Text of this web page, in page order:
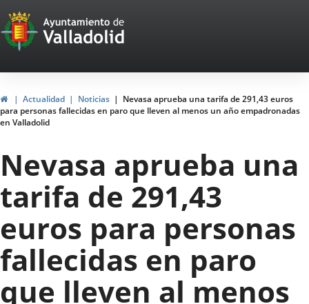
Portal
Web
del
Ayuntamiento
de
Valladolid
HomeActualidad Noticias
Nevasa aprueba una tarifa de 291,43 euros
para personas fallecidas en paro que lleven al menos un año empadronadas
en Valladolid
Nevasa aprueba una
tarifa de 291,43
euros para personas
fallecidas en paro
que lleven al menos